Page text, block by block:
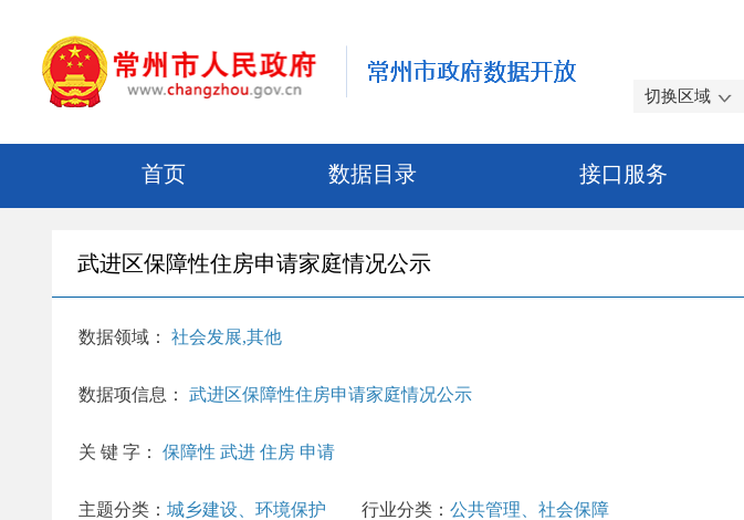
切换区域
首页 数据目录 接口服务
武进区保障性住房申请家庭情况公示
数据领域： 社会发展,其他
数据项信息： 武进区保障性住房申请家庭情况公示
关 键 字： 保障性 武进 住房 申请
主题分类： 城乡建设、环境保护 行业分类： 公共管理、社会保障